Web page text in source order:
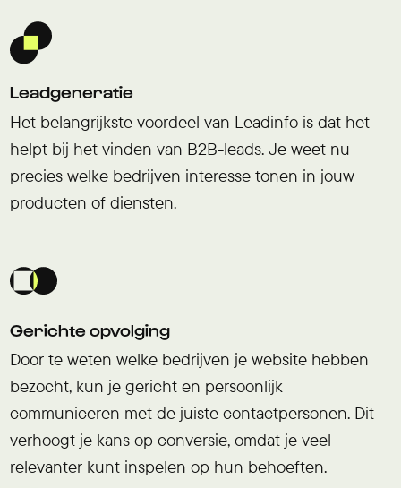
Leadgeneratie
Het belangrijkste voordeel van Leadinfo is dat het
helpt bij het vinden van B2B-leads. Je weet nu
precies welke bedrijven interesse tonen in jouw
producten of diensten.
Gerichte opvolging
Door te weten welke bedrijven je website hebben
bezocht, kun je gericht en persoonlijk
communiceren met de juiste contactpersonen. Dit
verhoogt je kans op conversie, omdat je veel
relevanter kunt inspelen op hun behoeften.